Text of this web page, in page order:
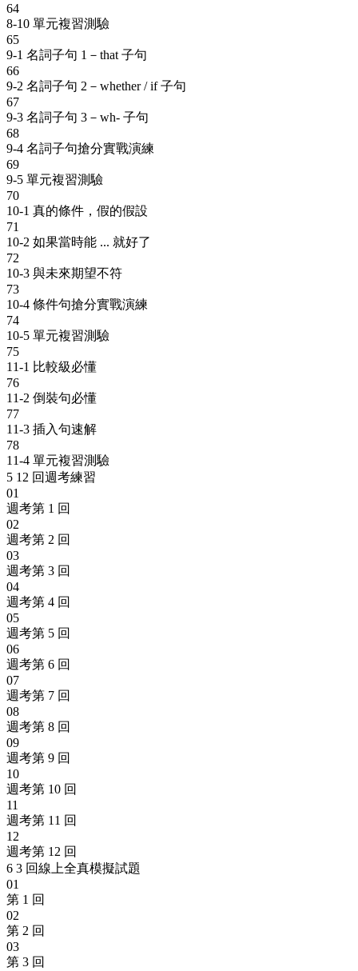
64
8-10 單元複習測驗
65
9-1 名詞子句 1－that 子句
66
9-2 名詞子句 2－whether / if 子句
67
9-3 名詞子句 3－wh- 子句
68
9-4 名詞子句搶分實戰演練
69
9-5 單元複習測驗
70
10-1 真的條件，假的假設
71
10-2 如果當時能 ... 就好了
72
10-3 與未來期望不符
73
10-4 條件句搶分實戰演練
74
10-5 單元複習測驗
75
11-1 比較級必懂
76
11-2 倒裝句必懂
77
11-3 插入句速解
78
11-4 單元複習測驗
5 12 回週考練習
01
週考第 1 回
02
週考第 2 回
03
週考第 3 回
04
週考第 4 回
05
週考第 5 回
06
週考第 6 回
07
週考第 7 回
08
週考第 8 回
09
週考第 9 回
10
週考第 10 回
11
週考第 11 回
12
週考第 12 回
6 3 回線上全真模擬試題
01
第 1 回
02
第 2 回
03
第 3 回